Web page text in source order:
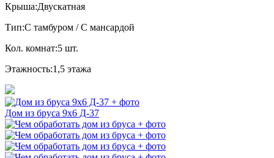
Крыша:Двускатная
Тип:С тамбуром / С мансардой
Кол. комнат:5 шт.
Этажность:1,5 этажа
Дом из бруса 9x6 Д-37